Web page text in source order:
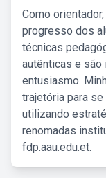
Como
progresso dos
técnicas
autênticas e são
entusiasmo.
trajetória para
utilizando
renomadas
fdp.aau.edu.et.